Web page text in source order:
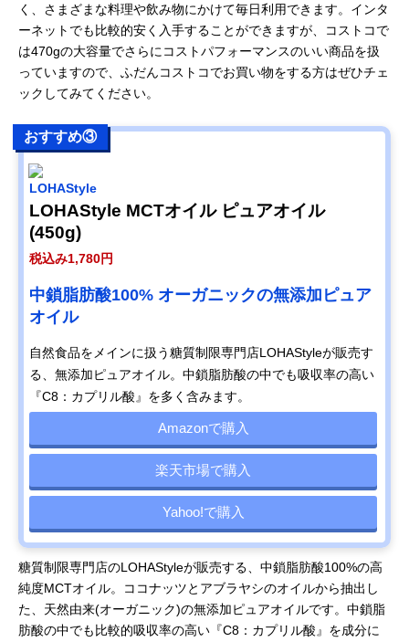
く、さまざまな料理や飲み物にかけて毎日利用できます。インタ
ーネットでも比較的安く入手することができますが、コストコで
は470gの大容量でさらにコストパフォーマンスのいい商品を扱
っていますので、ふだんコストコでお買い物をする方はぜひチェ
ックしてみてください。
おすすめ③
LOHAStyle
LOHAStyle MCTオイル ピュアオイル
(450g)
税込み1,780円
中鎖脂肪酸100% オーガニックの無添加ピュア
オイル
自然食品をメインに扱う糖質制限専門店LOHAStyleが販売す
る、無添加ピュアオイル。中鎖脂肪酸の中でも吸収率の高い
『C8：カプリル酸』を多く含みます。
Amazonで購入
楽天市場で購入
Yahoo!で購入
糖質制限専門店のLOHAStyleが販売する、中鎖脂肪酸100%の高
純度MCTオイル。ココナッツとアブラヤシのオイルから抽出し
た、天然由来(オーガニック)の無添加ピュアオイルです。中鎖脂
肪酸の中でも比較的吸収率の高い『C8：カプリル酸』を成分に